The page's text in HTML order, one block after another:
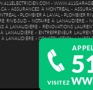
VISITEZ
-
-ASSURANCES À MONTRÉAL -
- PLOMBIER À LAVAL - PLOMBIER
RIVE-SUD- NOTAIRE À LANAUDIÈRE-
À LANAUDIÈRE - RÉNOVATIONS
À LANAUDIÈRE - ENTREPRENEUR
À LANAUDIÈRE - CONSTRUCTION